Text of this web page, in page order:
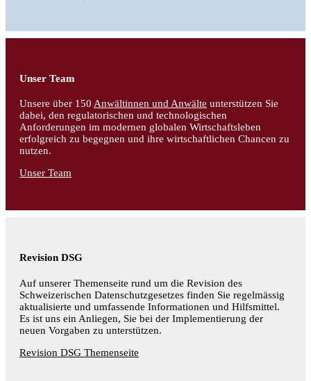
Unser Team
Unsere über 150 Anwältinnen und Anwälte unterstützen Sie
dabei, den regulatorischen und technologischen
Anforderungen im modernen globalen Wirtschaftsleben
erfolgreich zu begegnen und ihre wirtschaftlichen Chancen zu
nutzen.
Unser Team
Revision DSG
Auf unserer Themenseite rund um die Revision des
Schweizerischen Datenschutzgesetzes finden Sie regelmässig
aktualisierte und umfassende Informationen und Hilfsmittel.
Es ist uns ein Anliegen, Sie bei der Implementierung der
neuen Vorgaben zu unterstützen.
Revision DSG Themenseite